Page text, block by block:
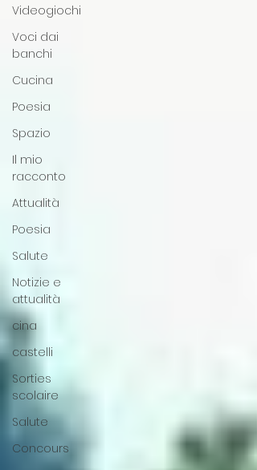
Videogiochi
Voci dai
banchi
Cucina
Poesia
Spazio
Il mio
racconto
Attualità
Poesia
Salute
Notizie e
attualità
cina
castelli
Sorties
scolaire
Salute
Concours